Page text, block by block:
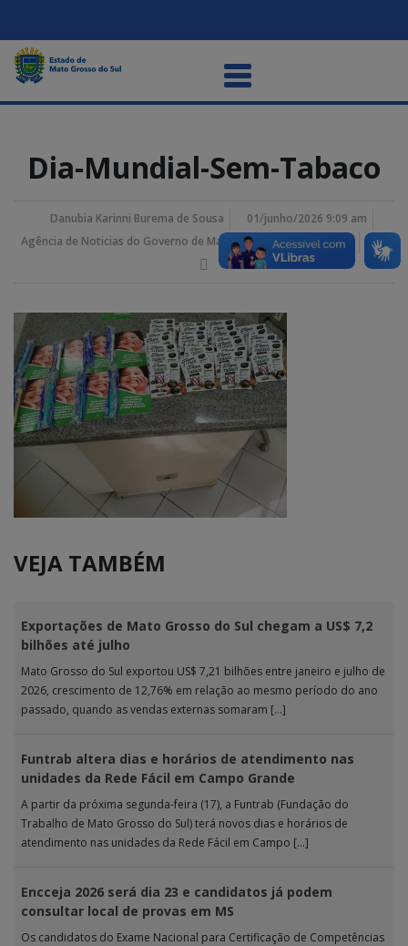
Dia-Mundial-Sem-Tabaco
Danubia Karinni Burema de Sousa
01/junho/2026 9:09 am
Agência de Noticias do Governo de Mato Grosso do Sul
VEJA TAMBÉM
Exportações de Mato Grosso do Sul chegam a US$ 7,2
bilhões até julho
Mato Grosso do Sul exportou US$ 7,21 bilhões entre janeiro e julho de
2026, crescimento de 12,76% em relação ao mesmo período do ano
passado, quando as vendas externas somaram […]
Funtrab altera dias e horários de atendimento nas
unidades da Rede Fácil em Campo Grande
A partir da próxima segunda-feira (17), a Funtrab (Fundação do
Trabalho de Mato Grosso do Sul) terá novos dias e horários de
atendimento nas unidades da Rede Fácil em Campo […]
Encceja 2026 será dia 23 e candidatos já podem
consultar local de provas em MS
Os candidatos do Exame Nacional para Certificação de Competências